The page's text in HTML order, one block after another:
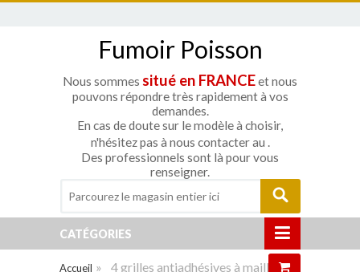
Fumoir Poisson
Nous sommes situé en FRANCEet nous
pouvons répondre très rapidement à vos
demandes.
En cas de doute sur le modèle à choisir,
n'hésitez pas à nous contacter au .
Des professionnels sont là pour vous
renseigner.
CATÉGORIES
Accueil »
4 grilles antiadhésives à maille